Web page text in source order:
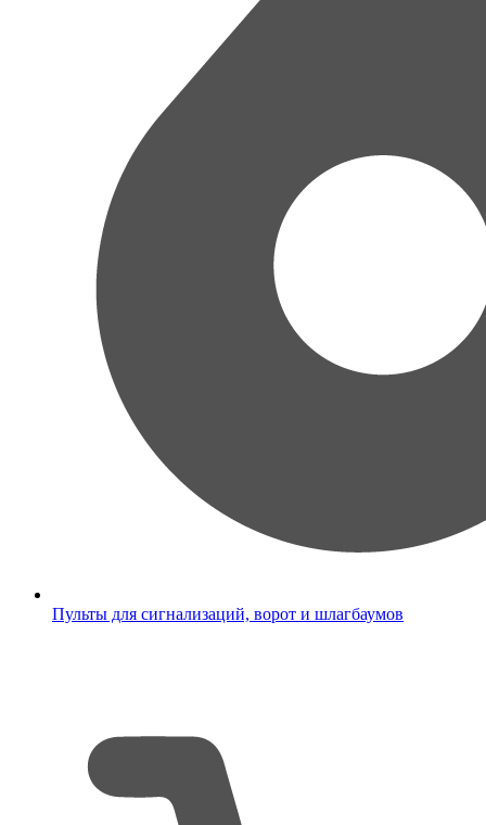
Пульты для сигнализаций, ворот и шлагбаумов